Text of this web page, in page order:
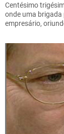
Centésimo
onde uma brigada
empresário,